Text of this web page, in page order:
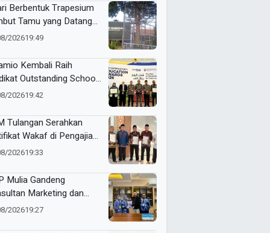
Berbentuk Trapesium
Tamu yang Datang
Almadany
202619:49
Kembali Raih
Outstanding School
ME Awards 2026
202619:42
Tulangan Serahkan
Wakaf di Pengajian
Pagi
202619:33
Mulia Gandeng
Marketing dan
Strategi Baru
202619:27